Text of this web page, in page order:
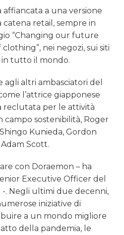
affiancata a una versione
retail, sempre in
“Changing our future
nei negozi, sui siti
in tutto il mondo.
agli altri ambasciatori del
l’attrice giapponese
reclutata per le attività
campo sostenibilità, Roger
Kunieda, Gordon
Scott.
con Doraemon – ha
Executive Officer del
. Negli ultimi due decenni,
iniziative di
a un mondo migliore
della pandemia, le